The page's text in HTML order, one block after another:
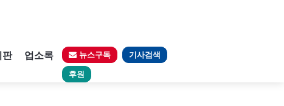
판 업소록 뉴스구독 기사검색
후원